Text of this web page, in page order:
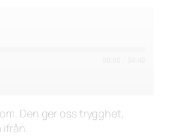
Den ger oss trygghet,